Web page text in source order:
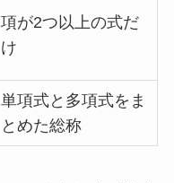
項が2つ以上の式だ
け
単項式と多項式をま
とめた総称